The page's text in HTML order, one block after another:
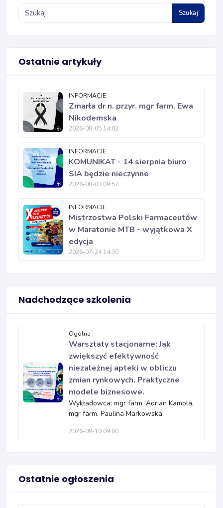
Szukaj
Ostatnie artykuły
INFORMACJE
Zmarła dr n. przyr. mgr farm. Ewa
Nikodemska
2026-08-05 14:02
INFORMACJE
KOMUNIKAT - 14 sierpnia biuro
SIA będzie nieczynne
2026-08-03 09:57
INFORMACJE
Mistrzostwa Polski Farmaceutów
w Maratonie MTB - wyjątkowa X
edycja
2026-07-24 14:30
Nadchodzące szkolenia
Ogólna
Warsztaty stacjonarne: Jak
zwiększyć efektywność
niezależnej apteki w obliczu
zmian rynkowych. Praktyczne
modele biznesowe.
Wykładowca: mgr farm. Adrian Kamola,
mgr farm. Paulina Markowska
2026-09-10 09:00
Ostatnie ogłoszenia